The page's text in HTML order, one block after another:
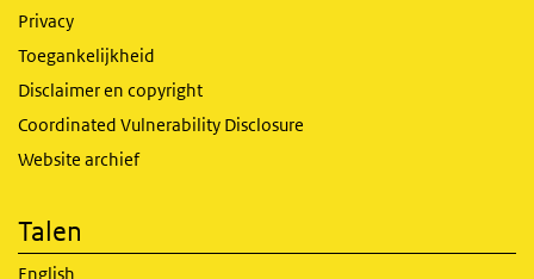
Privacy
Toegankelijkheid
Disclaimer en copyright
Coordinated Vulnerability Disclosure
Website archief
Talen
English